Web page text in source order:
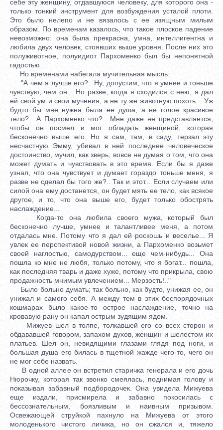
себе эту женщину, отдавшуюся человеку, для которого она -
только тонкий инструмент для возбуждения усталой плоти.
Это было нелепо и не вязалось с ее изящным милым
образом. По временам казалось, что такое плоское падение
невозможно: она была прекрасна, умна, интеллигентна и
любила двух человек, стоявших выше уровня. После них это
полуживотное, полуидиот Пархоменко был бы непонятной
гадостью.
Но временами набегала мучительная мысль:
"А чем я лучше его?.. Ну, допустим, что я умнее и тоньше
чувствую, чем он... Но разве, когда я сходился с нею, я дал
ей свой ум и свои мучения, а не ту же животную похоть... Уж
будто бы мне нужна была ее душа, а не голое красивое
тело?.. А Пархоменко что?.. Мне даже не представляется,
чтобы он посмел и мог обладать женщиной, которая
бесконечно выше его. Но я сам, там, в саду, терзал эту
несчастную Эмму, убивал в ней последнее человеческое
достоинство, мучил, как зверь, вовсе не думая о том, что она
может думать и чувствовать в это время. Если бы я даже
узнал, что она чувствует и думает гораздо тоньше меня, я
разве не сделал бы того же?.. Так и этот... Если случаем или
силой она ему достанется, он будет мять ее тело, как всякое
другое, и то, что она выше его, будет только обострять
наслаждение...
Когда-то она любила своего мужа, который был
бесконечно лучше, умнее и талантливее меня, а потом
отдалась мне. Потому что я дал ей роскошь и веселье... Я
увлек ее перспективой новой жизни, а Пархоменко возьмет
своей наглостью, самодурством... еще чем-нибудь... Она
пошла ко мне не любя, только потому, что я богат... пошла,
как последняя тварь и даже хуже, потому что прикрыла, свою
продажность мнимым увлечением... Мерзость!.."
Было больно думать; так больно, как будто, унижая ее, он
унижал и самого себя. А между тем в этих беспорядочных
кошмарах было какое-то острое наслаждение, точно на
кровавую рану он капал острым зудящим ядом.
Мижуев шел в толпе, толкавшей его со всех сторон и
обдававшей говором, запахом духов, женщин и шелестом их
платьев. Шел он, невидящими глазами глядя под ноги, и
большая душа его билась в тщетной жажде чего-то, чего он
не мог себе назвать.
В одной аллее он встретил старичка генерала и его дочь
Нюрочку, которая так звонко смеялась, поднимая голову и
показывая забавный подбородочек. Она увидела Мижуева
еще издали, присмирела и забавно покосилась с
бессознательным, боязливым и наивным призывом.
Освежающей струйкой пахнуло на Мижуева от этого
молоденького чистого личика, но он сжался и, тяжело